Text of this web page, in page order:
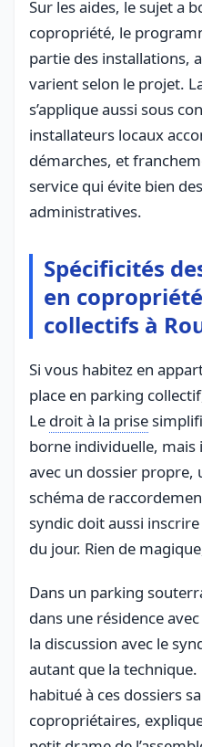
Sur les aides, le sujet a
copropriété, le
partie des installations,
varient selon le projet.
s’applique aussi sous
installateurs locaux
démarches, et
service qui évite bien
administratives.
Spécificités
en
collectifs à
Si vous habitez en
place en parking
Le droit à la prise
borne individuelle,
avec un dossier propre,
schéma de
syndic doit aussi
du jour. Rien de
Dans un parking
dans une résidence
la discussion avec le
autant que la technique.
habitué à ces dossiers
copropriétaires,